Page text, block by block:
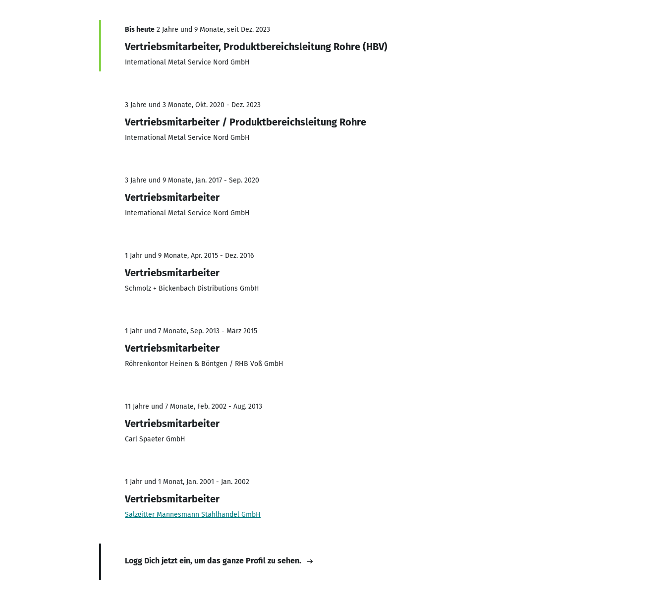
Bis heute 2 Jahre und 9 Monate, seit Dez. 2023
Vertriebsmitarbeiter, Produktbereichsleitung Rohre (HBV)
International Metal Service Nord GmbH
3 Jahre und 3 Monate, Okt. 2020 - Dez. 2023
Vertriebsmitarbeiter / Produktbereichsleitung Rohre
International Metal Service Nord GmbH
3 Jahre und 9 Monate, Jan. 2017 - Sep. 2020
Vertriebsmitarbeiter
International Metal Service Nord GmbH
1 Jahr und 9 Monate, Apr. 2015 - Dez. 2016
Vertriebsmitarbeiter
Schmolz + Bickenbach Distributions GmbH
1 Jahr und 7 Monate, Sep. 2013 - März 2015
Vertriebsmitarbeiter
Röhrenkontor Heinen & Böntgen / RHB Voß GmbH
11 Jahre und 7 Monate, Feb. 2002 - Aug. 2013
Vertriebsmitarbeiter
Carl Spaeter GmbH
1 Jahr und 1 Monat, Jan. 2001 - Jan. 2002
Vertriebsmitarbeiter
Salzgitter Mannesmann Stahlhandel GmbH
Logg Dich jetzt ein, um das ganze Profil zu sehen.